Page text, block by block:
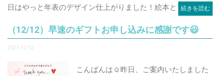
日はやっと年表のデザイン仕上がりました！絵本と
続きを読む
（12/12）早速のギフトお申し込みに感謝です😃
2021-12-12
こんばんは☺️昨日、ご案内いたしました